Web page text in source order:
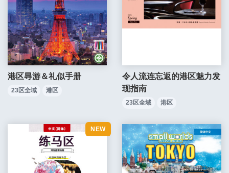
港区㝵游＆礼似手册
23区全域 港区
令人流连忘返的港区魅力发
现指南
23区全域 港区